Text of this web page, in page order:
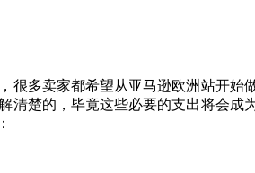
很多卖家都希望从亚马逊欧洲站开始
清楚的，毕竟这些必要的支出将会成